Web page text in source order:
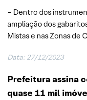
– Dentro dos
ampliação dos
Mistas e nas Zonas de
Data: 27/12/2023
Prefeitura assina
quase 11 mil